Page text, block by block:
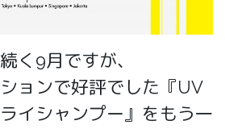
く9月ですが、
ョンで好評でした『UV
イシャンプー』をもう一